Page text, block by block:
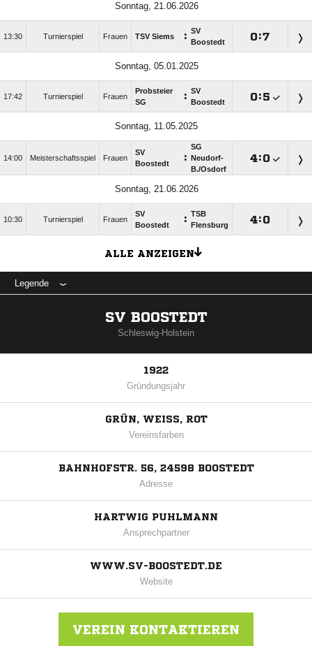
Sonntag, 21.06.2026
13:30 Turnierspiel Frauen TSV Siems : SV
Boostedt
:
Sonntag, 05.01.2025
17:42 Turnierspiel Frauen
Probsteier
SG
: SV
Boostedt
:
Sonntag, 11.05.2025
14:00 Meisterschaftsspiel Frauen
SV
Boostedt
:
SG
Neudorf-
B./​Osdorf
:
Sonntag, 21.06.2026
10:30 Turnierspiel Frauen
SV
Boostedt
: TSB
Flensburg
:
ALLE ANZEIGEN
Legende
SV BOOSTEDT
Schleswig-Holstein
1922
Gründungsjahr
GRÜN, WEISS, ROT
Vereinsfarben
BAHNHOFSTR. 56, 24598 BOOSTEDT
Adresse
HARTWIG PUHLMANN
Ansprechpartner
WWW.SV-BOOSTEDT.DE
Website
VEREIN KONTAKTIEREN